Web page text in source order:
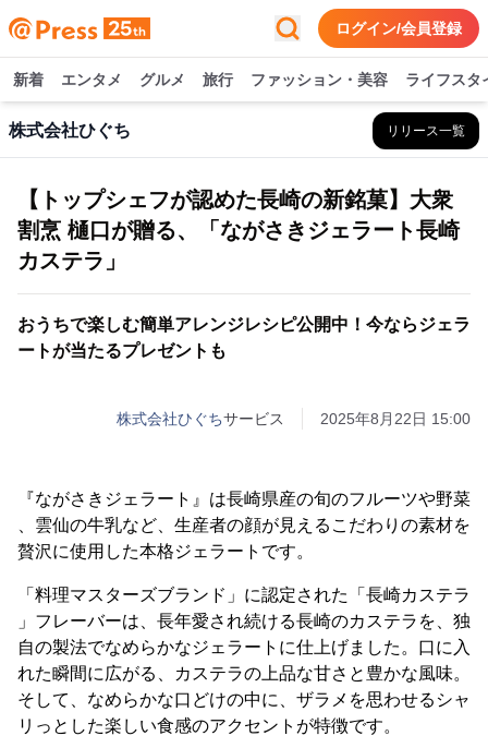
ログイン/会員登録
新着 エンタメ グルメ 旅行 ファッション・美容 ライフスタ
株式会社ひぐち リリース一覧
【トップシェフが認めた長崎の新銘菓】大衆
割烹 樋口が贈る、「ながさきジェラート長崎
カステラ」
おうちで楽しむ簡単アレンジレシピ公開中！今ならジェラ
ートが当たるプレゼントも
株式会社ひぐちサービス 2025年8月22日 15:00
『ながさきジェラート』は長崎県産の旬のフルーツや野菜
、雲仙の牛乳など、生産者の顔が見えるこだわりの素材を
贅沢に使用した本格ジェラートです。
「料理マスターズブランド」に認定された「長崎カステラ
」フレーバーは、長年愛され続ける長崎のカステラを、独
自の製法でなめらかなジェラートに仕上げました。口に入
れた瞬間に広がる、カステラの上品な甘さと豊かな風味。
そして、なめらかな口どけの中に、ザラメを思わせるシャ
リっとした楽しい食感のアクセントが特徴です。